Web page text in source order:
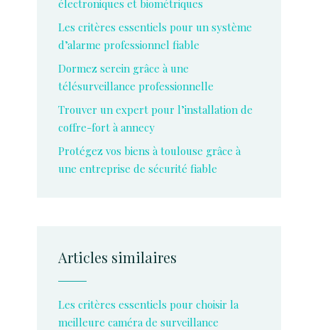
électroniques et biométriques
Les critères essentiels pour un système
d’alarme professionnel fiable
Dormez serein grâce à une
télésurveillance professionnelle
Trouver un expert pour l’installation de
coffre-fort à annecy
Protégez vos biens à toulouse grâce à
une entreprise de sécurité fiable
Articles similaires
Les critères essentiels pour choisir la
meilleure caméra de surveillance